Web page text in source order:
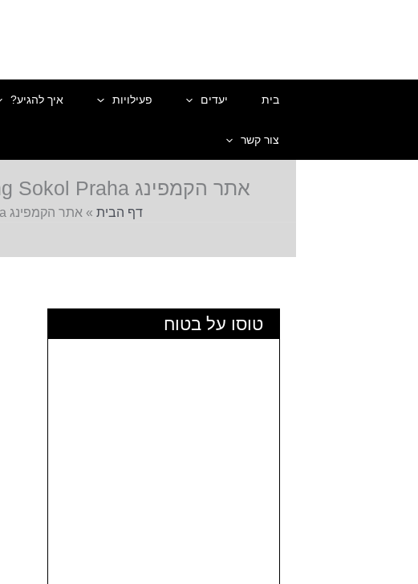
בית יעדים פעילויות איך להגיע?
צור קשר
אתר הקמפינג Camping Sokol Praha בפראג 7 – מלון מיליון כוכבים בעיר הכי יפה בעולם
דף הבית » אתר הקמפינג Camping Sokol Praha בפראג 7 – מלון מיליון כוכבים בעיר הכי יפה בעולם
טוסו על בטוח